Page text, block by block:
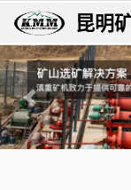
昆明
上一张